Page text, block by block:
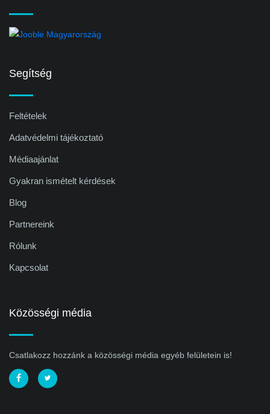
Segítség
Feltételek
Adatvédelmi tájékoztató
Médiaajánlat
Gyakran ismételt kérdések
Blog
Partnereink
Rólunk
Kapcsolat
Közösségi média
Csatlakozz hozzánk a közösségi média egyéb felületein is!